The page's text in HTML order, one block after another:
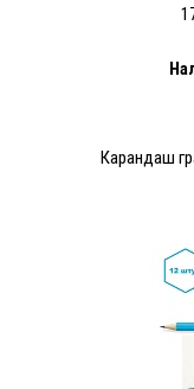
Карандаш